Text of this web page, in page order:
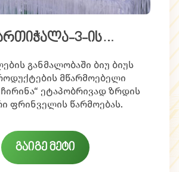
3-ის
კომპლექსის
გახსნა
განმალობაში ბიუ ბიუს
მწარმოებელი
ეტაპობრივად ზრდის
ფრინველის წარმოებას.
მოცულობების გაფართოებისა
განვითარების მიზნით შპს
ევროპის რეკონსტრუქციის და
გაიგე მეტი